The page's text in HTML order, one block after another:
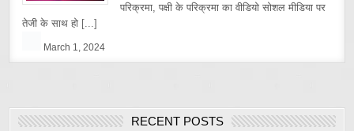
परिक्रमा, पक्षी के परिक्रमा का वीडियो सोशल मीडिया पर
तेजी के साथ हो [...]
March 1, 2024
RECENT POSTS